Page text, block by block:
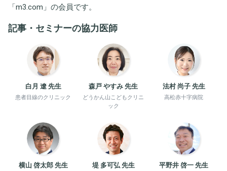
「m3.com 」の会員です。
記事・セミナーの協力医師
白月 遼 先生
患者目線のクリニック
森戸 やすみ 先生
どうかん山こどもクリニ
ック
法村 尚子 先生
高松赤十字病院
横山 啓太郎 先生 堤 多可弘 先生 平野井 啓一 先生